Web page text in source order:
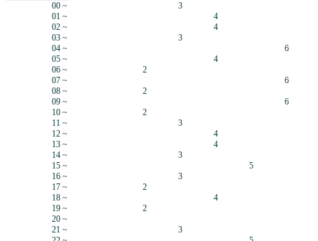
00 ~
3
01 ~
4
02 ~
4
03 ~
3
04 ~
6
05 ~
4
06 ~
2
07 ~
6
08 ~
2
09 ~
6
10 ~
2
11 ~
3
12 ~
4
13 ~
4
14 ~
3
15 ~
5
16 ~
3
17 ~
2
18 ~
4
19 ~
2
20 ~
21 ~
3